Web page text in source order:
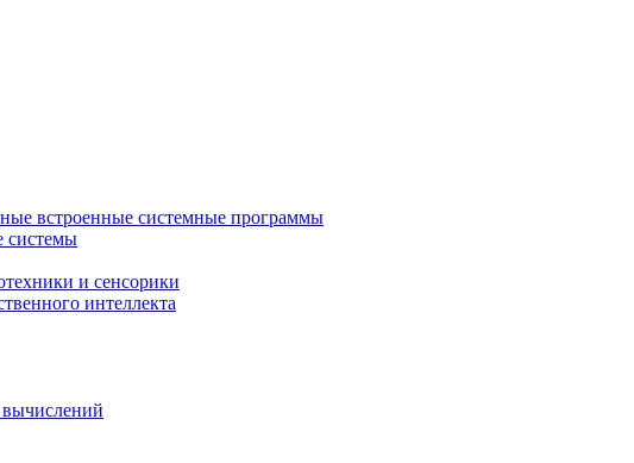
встроенные системные программы
системы
и сенсорики
интеллекта
вычислений